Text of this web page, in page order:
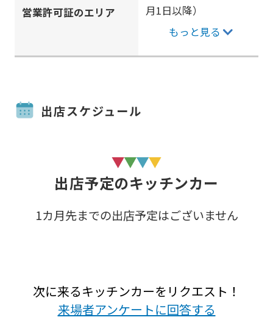
営業許可証のエリア
月1日以降）
もっと見る
出店スケジュール
出店予定のキッチンカー
1カ月先までの出店予定はございません
次に来るキッチンカーをリクエスト！
来場者アンケートに回答する